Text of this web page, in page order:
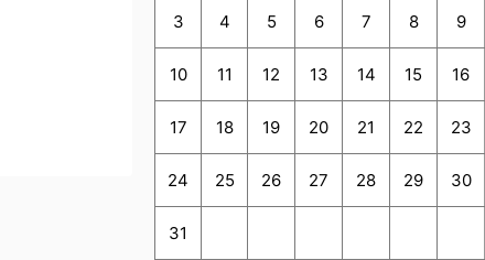
3 4 5 6 7 8 9
10 11 12 13 14 15 16
17 18 19 20 21 22 23
24 25 26 27 28 29 30
31